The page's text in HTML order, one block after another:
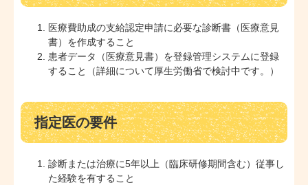
医療費助成の支給認定申請に必要な診断書（医療意見
書）を作成すること
患者データ（医療意見書）を登録管理システムに登録
すること（詳細について厚生労働省で検討中です。）
指定医の要件
診断または治療に5年以上（臨床研修期間含む）従事し
た経験を有すること